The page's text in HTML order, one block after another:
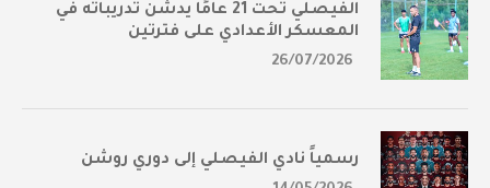
الفيصلي تحت 21 عامًا يدشن تدريباته في
المعسكر الأعدادي على فترتين
26/07/2026
رسمياً نادي الفيصلي إلى دوري روشن